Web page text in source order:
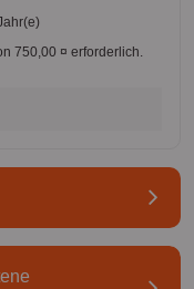
750,00 ¤ erforderlich.